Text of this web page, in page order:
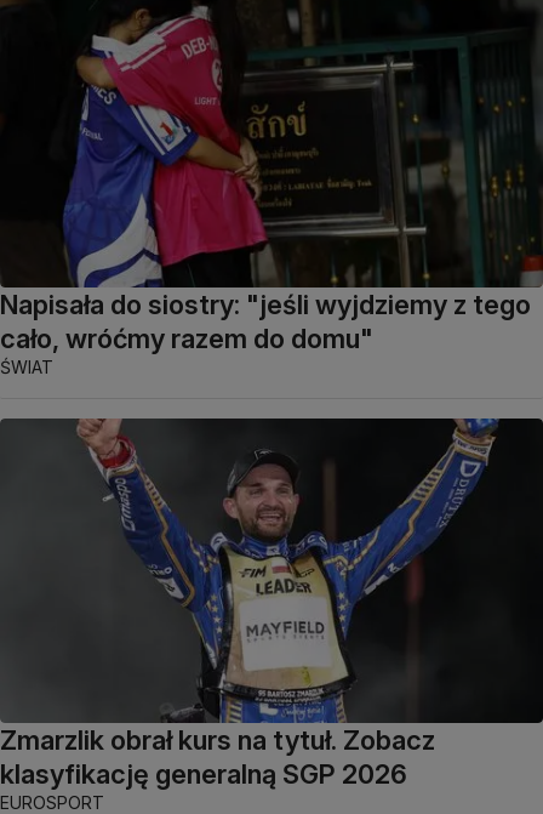
Napisała do siostry: "jeśli wyjdziemy z tego
cało, wróćmy razem do domu"
ŚWIAT
Zmarzlik obrał kurs na tytuł. Zobacz
klasyfikację generalną SGP 2026
EUROSPORT